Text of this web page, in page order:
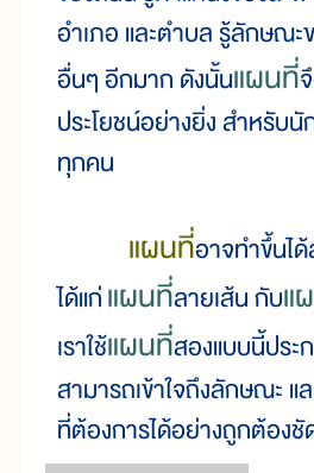
อำเภอ และตำบล รู้ลักษณะ
อื่นๆ อีกมาก ดังนั้นแผนที่
ประโยชน์อย่างยิ่ง สำหรับนั
ทุกคน
แผนที่อาจทำขึ้นไ
ได้แก่แผนที่ลายเส้น กับแ
เราใช้แผนที่สองแบบนี้ประ
สามารถเข้าใจถึงลักษณะ แ
ที่ต้องการได้อย่างถูกต้องชั